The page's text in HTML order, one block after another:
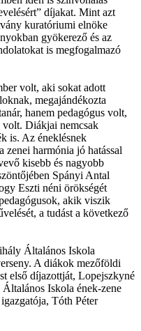
díjakat. Mint azt
kuratóriumi elnöke
gyökerező és az
is megfogalmazó
volt, aki sokat adott
megajándékozta
hanem pedagógus volt,
volt. Diákjai nemcsak
is. Az éneklésnek
zenei harmónia jó hatással
kisebb és nagyobb
Spányi Antal
Eszti néni örökségét
akik viszik
a tudást a következő
Általános Iskola
A diákok mezőföldi
első díjazottját, Lopejszkyné
Iskola ének-zene
Tóth Péter